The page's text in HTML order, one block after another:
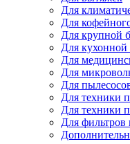
Мфу
Мфу
Мфу
Сканеры
Для
Для
Для крупной
Для кухонной
Для
Для
Для
Для техники
Для техники
Для фильтров